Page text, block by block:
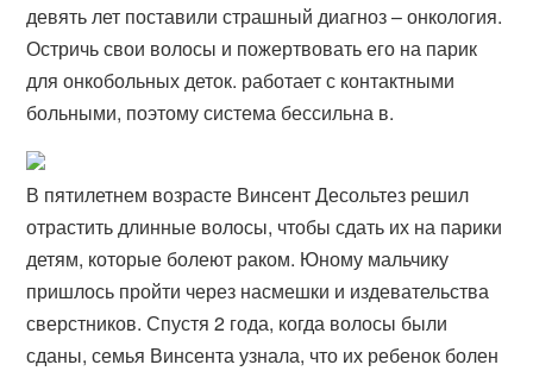
девять лет поставили страшный диагноз – онкология.
Остричь свои волосы и пожертвовать его на парик
для онкобольных деток. работает с контактными
больными, поэтому система бессильна в.
В пятилетнем возрасте Винсент Десольтез решил
отрастить длинные волосы, чтобы сдать их на парики
детям, которые болеют раком. Юному мальчику
пришлось пройти через насмешки и издевательства
сверстников. Спустя 2 года, когда волосы были
сданы, семья Винсента узнала, что их ребенок болен